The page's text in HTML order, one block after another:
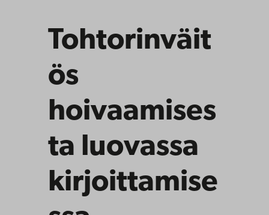
Tohtorinväit
ös
hoivaamises
ta luovassa
kirjoittamise